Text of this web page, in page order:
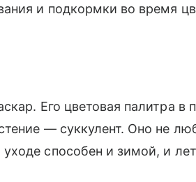
и подкормки во время
Его цветовая палитра в
— суккулент. Оно не
способен и зимой, и